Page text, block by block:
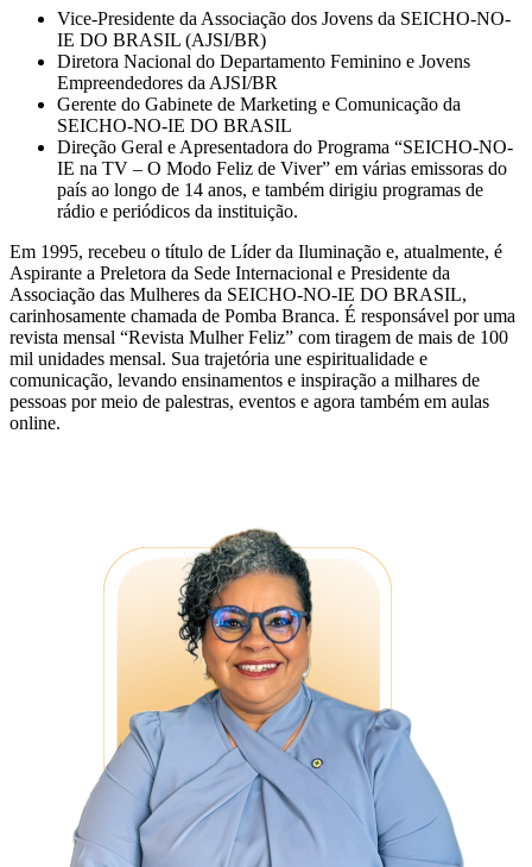
Vice-Presidente da Associação dos Jovens da SEICHO-NO-
IE DO BRASIL (AJSI/BR)
Diretora Nacional do Departamento Feminino e Jovens
Empreendedores da AJSI/BR
Gerente do Gabinete de Marketing e Comunicação da
SEICHO-NO-IE DO BRASIL
Direção Geral e Apresentadora do Programa “SEICHO-NO-
IE na TV – O Modo Feliz de Viver” em várias emissoras do
país ao longo de 14 anos, e também dirigiu programas de
rádio e periódicos da instituição.
Em 1995, recebeu o título de Líder da Iluminação e, atualmente, é
Aspirante a Preletora da Sede Internacional e Presidente da
Associação das Mulheres da SEICHO-NO-IE DO BRASIL,
carinhosamente chamada de Pomba Branca. É responsável por uma
revista mensal “Revista Mulher Feliz” com tiragem de mais de 100
mil unidades mensal. Sua trajetória une espiritualidade e
comunicação, levando ensinamentos e inspiração a milhares de
pessoas por meio de palestras, eventos e agora também em aulas
online.